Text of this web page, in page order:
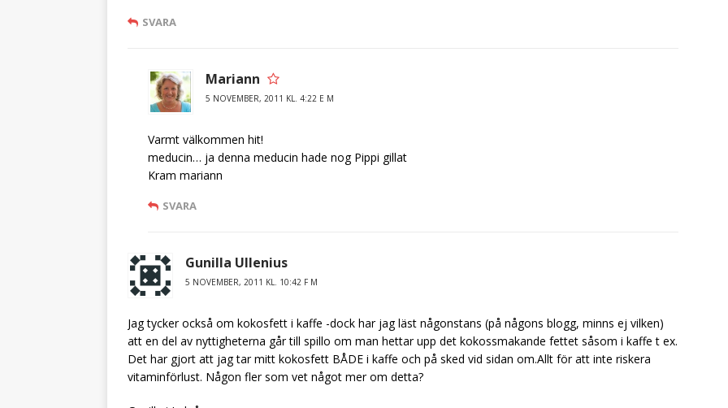
SVARA
Mariann
5 NOVEMBER, 2011 KL. 4:22 E M
Varmt välkommen hit!
meducin… ja denna meducin hade nog Pippi gillat
Kram mariann
SVARA
Gunilla Ullenius
5 NOVEMBER, 2011 KL. 10:42 F M
Jag tycker också om kokosfett i kaffe -dock har jag läst någonstans (på någons blogg, minns ej vilken)
att en del av nyttigheterna går till spillo om man hettar upp det kokossmakande fettet såsom i kaffe t ex.
Det har gjort att jag tar mitt kokosfett BÅDE i kaffe och på sked vid sidan om.Allt för att inte riskera
vitaminförlust. Någon fler som vet något mer om detta?